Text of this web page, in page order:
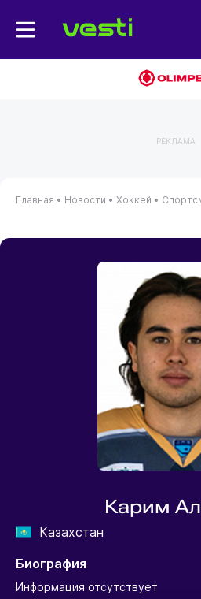
РЕКЛАМА
Главная • Новости • Хоккей •
Карим
Казахстан
Биография
Информация отсутствует